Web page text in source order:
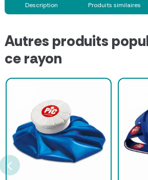
Description Produits similaires
Autres produits
ce rayon